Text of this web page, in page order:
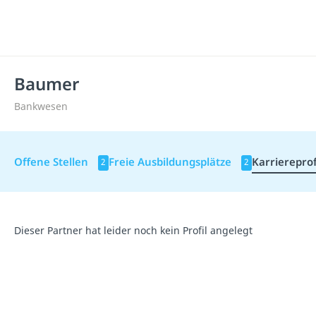
Baumer
Bankwesen
Offene Stellen 2 Freie Ausbildungsplätze 2
Dieser Partner hat leider noch kein Profil angelegt